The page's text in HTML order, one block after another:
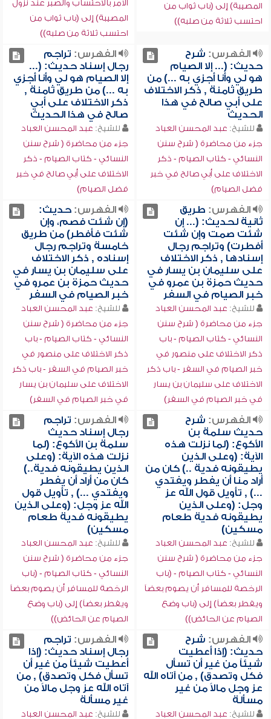
المصيبة) إلى (باب ثواب من
احتسب ثلاثة من صلبه))
الأمر بالاحتساب والصبر عند نزول
المصيبة) إلى (باب ثواب من
احتسب ثلاثة من صلبه))
الفهرس: شرح
حديث: (... إلا الصيام
هو لي وأنا أجزي به ...) من
طريق ثامنة , ذكر الاختلاف
على أبي صالح في هذا
الحديث
للشيخ: عبد المحسن العباد
جزء من محاضرة ( شرح سنن
النسائي - كتاب الصيام - ذكر
الاختلاف على أبي صالح في خبر
فضل الصيام)
الفهرس: تراجم
رجال إسناد حديث: (...
إلا الصيام هو لي وأنا أجزي
به ...) من طريق ثامنة ,
ذكر الاختلاف على أبي
صالح في هذا الحديث
للشيخ: عبد المحسن العباد
جزء من محاضرة ( شرح سنن
النسائي - كتاب الصيام - ذكر
الاختلاف على أبي صالح في خبر
فضل الصيام)
الفهرس: طريق
ثانية لحديث: (... إن
شئت صمت وإن شئت
أفطرت) وتراجم رجال
إسنادها , ذكر الاختلاف
على سليمان بن يسار في
حديث حمزة بن عمرو في
خبر الصيام في السفر
للشيخ: عبد المحسن العباد
جزء من محاضرة ( شرح سنن
النسائي - كتاب الصيام - باب
ذكر الاختلاف على منصور في
خبر الصيام في السفر - باب ذكر
الاختلاف على سليمان بن يسار
في خبر الصيام في السفر)
الفهرس:حديث:
(إن شئت فصم، وإن
شئت فأفطر) من طريق
خامسة وتراجم رجال
إسناده , ذكر الاختلاف
على سليمان بن يسار في
حديث حمزة بن عمرو في
خبر الصيام في السفر
للشيخ: عبد المحسن العباد
جزء من محاضرة ( شرح سنن
النسائي - كتاب الصيام - باب
ذكر الاختلاف على منصور في
خبر الصيام في السفر - باب ذكر
الاختلاف على سليمان بن يسار
في خبر الصيام في السفر)
الفهرس: شرح
حديث سلمة بن
الأكوع: (لما نزلت هذه
الآية: (وعلى الذين
يطيقونه فدية ..) كان من
أراد منا أن يفطر ويفتدي
...) , تأويل قول الله عز
وجل: (وعلى الذين
يطيقونه فدية طعام
مسكين)
للشيخ: عبد المحسن العباد
جزء من محاضرة ( شرح سنن
النسائي - كتاب الصيام - (باب
الرخصة للمسافر أن يصوم بعضاً
ويفطر بعضاً) إلى (باب وضع
الصيام عن الحائض))
الفهرس: تراجم
رجال إسناد حديث
سلمة بن الأكوع: (لما
نزلت هذه الآية: (وعلى
الذين يطيقونه فدية..)
كان من أراد أن يفطر
ويفتدي ...) , تأويل قول
الله عز وجل: (وعلى الذين
يطيقونه فدية طعام
مسكين)
للشيخ: عبد المحسن العباد
جزء من محاضرة ( شرح سنن
النسائي - كتاب الصيام - (باب
الرخصة للمسافر أن يصوم بعضاً
ويفطر بعضاً) إلى (باب وضع
الصيام عن الحائض))
الفهرس: شرح
حديث: (إذا أعطيت
شيئاً من غير أن تسأل
فكل وتصدق) , من آتاه الله
عز وجل مالاً من غير
مسألة
للشيخ: عبد المحسن العباد
الفهرس: تراجم
رجال إسناد حديث: (إذا
أعطيت شيئاً من غير أن
تسأل فكل وتصدق) , من
آتاه الله عز وجل مالاً من
غير مسألة
للشيخ: عبد المحسن العباد